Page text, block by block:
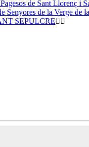
de Sant Llorenç i
Senyores de la Verge de
SEPULCRE